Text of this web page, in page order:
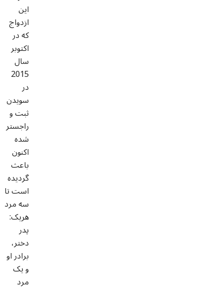
این
ازدواج
که در
اکتوبر
سال
2015
در
سویدن
ثبت و
راجستر
شده
اکنون
باعث
گردیده
است تا
سه مرد
هریک:
پدر
دختر،
برادر او
و یک
مرد